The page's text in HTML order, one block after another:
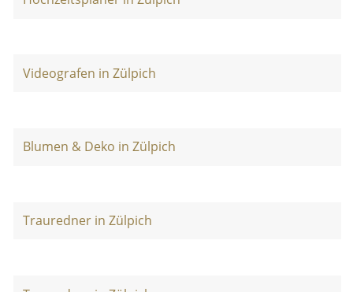
Videografen in Zülpich
Blumen & Deko in Zülpich
Trauredner in Zülpich